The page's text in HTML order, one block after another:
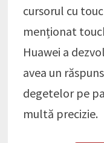
cursorul cu
menționat
Huawei a
avea un
degetelor pe
multă precizie.